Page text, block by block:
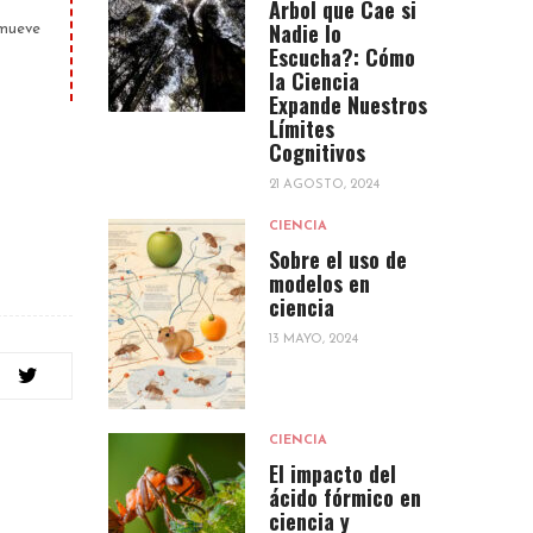
Árbol que Cae si
Nadie lo
Escucha?: Cómo
la Ciencia
Expande Nuestros
Límites
Cognitivos
21 AGOSTO, 2024
CIENCIA
Sobre el uso de
modelos en
ciencia
13 MAYO, 2024
CIENCIA
El impacto del
ácido fórmico en
ciencia y